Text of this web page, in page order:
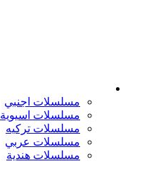
مسلسلات اجنبي
مسلسلات اسيوية
مسلسلات تركيه
مسلسلات عربي
مسلسلات هندية